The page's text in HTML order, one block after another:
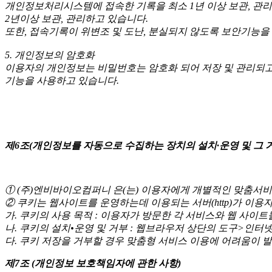
개인정보처리시스템에 접속한 기록을 최소 1년 이상 보관, 관
2년이상 보관, 관리하고 있습니다.
또한, 접속기록이 위변조 및 도난, 분실되지 않도록 보안기능
5. 개인정보의 암호화
이용자의 개인정보는 비밀번호는 암호화 되어 저장 및 관리
기능을 사용하고 있습니다.
제6조(개인정보를 자동으로 수집하는 장치의 설치·운영 및 그
① (주)엔비바이오컴퍼니 은(는) 이용자에게 개별적인 맞춤서
② 쿠키는 웹사이트를 운영하는데 이용되는 서버(http)가 이용
가. 쿠키의 사용 목적 : 이용자가 방문한 각 서비스와 웹 사이
나. 쿠키의 설치•운영 및 거부 : 웹브라우저 상단의 도구>인
다. 쿠키 저장을 거부할 경우 맞춤형 서비스 이용에 어려움이
제7조 (개인정보 보호책임자에 관한 사항)